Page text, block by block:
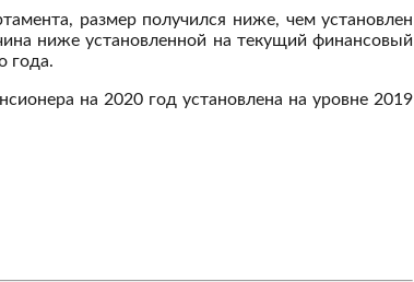
размер получился ниже, чем установлен
ниже установленной на текущий финансовый
года.
на 2020 год установлена на уровне 2019